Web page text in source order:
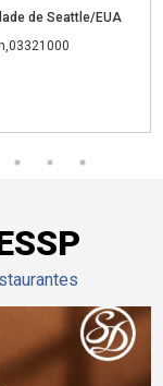
de Seattle/EUA